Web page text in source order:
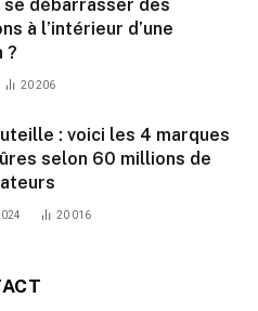
se débarrasser des
à l’intérieur d’une
?
20 206
: voici les 4 marques
selon 60 millions de
20 016